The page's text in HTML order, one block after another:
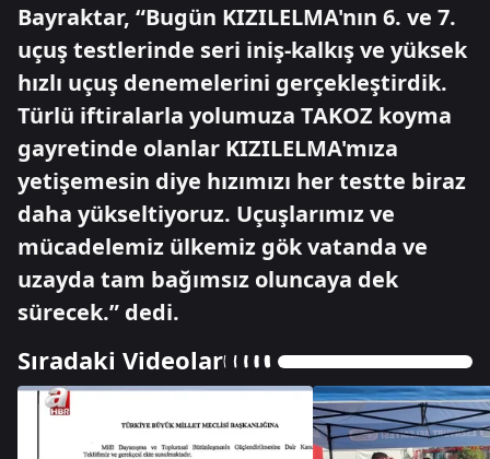
Bayraktar, “Bugün KIZILELMA'nın 6. ve 7.
uçuş testlerinde seri iniş-kalkış ve yüksek
hızlı uçuş denemelerini gerçekleştirdik.
Türlü iftiralarla yolumuza TAKOZ koyma
gayretinde olanlar KIZILELMA'mıza
yetişemesin diye hızımızı her testte biraz
daha yükseltiyoruz. Uçuşlarımız ve
mücadelemiz ülkemiz gök vatanda ve
uzayda tam bağımsız oluncaya dek
sürecek.” dedi.
Sıradaki Videolar